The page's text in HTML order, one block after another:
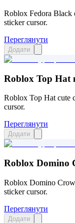
Roblox Fedora Black
sticker cursor.
Переглянути
Додати
Roblox Top Hat
Roblox Top Hat cute
cursor.
Переглянути
Додати
Roblox Domino
Roblox Domino
sticker cursor.
Переглянути
Додати